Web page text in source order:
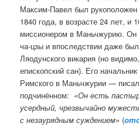
Максим-Павел был
1840 года, в возрасте 24 лет, и
миссионером в Маньчжурию.
ча-цзы и впоследствии даже
Ляодунского викария (но
епископский сан). Его
Римского в Маньчжурии —
подчинённом: «Он есть
усердный, чрезвычайно
с незаурядным суждением» (